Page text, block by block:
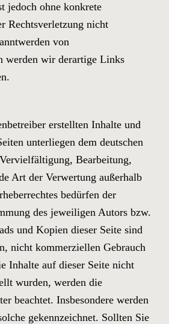
jedoch ohne konkrete
Rechtsverletzung nicht
von
werden wir derartige Links
erstellten Inhalte und
unterliegen dem deutschen
Bearbeitung,
Art der Verwertung außerhalb
bedürfen der
des jeweiligen Autors bzw.
und Kopien dieser Seite sind
nicht kommerziellen Gebrauch
Inhalte auf dieser Seite nicht
wurden, werden die
beachtet. Insbesondere werden
gekennzeichnet. Sollten Sie